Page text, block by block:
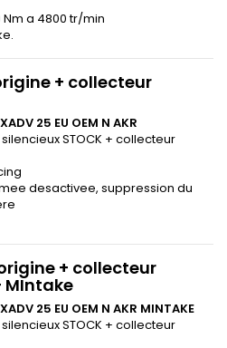
Nm a 4800 tr/min
+ collecteur
XADV 25 EU OEM N AKR
silencieux STOCK + collecteur
desactivee, suppression du
+ collecteur
MIntake
XADV 25 EU OEM N AKR MINTAKE
silencieux STOCK + collecteur